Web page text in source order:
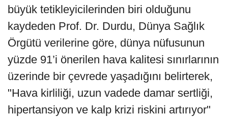
büyük tetikleyicilerinden biri olduğunu
kaydeden Prof. Dr. Durdu, Dünya Sağlık
Örgütü verilerine göre, dünya nüfusunun
yüzde 91’i önerilen hava kalitesi sınırlarının
üzerinde bir çevrede yaşadığını belirterek,
"Hava kirliliği, uzun vadede damar sertliği,
hipertansiyon ve kalp krizi riskini artırıyor"